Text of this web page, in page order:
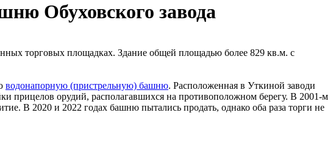
Обуховского завода
торговых площадках. Здание общей площадью более 829 кв.м. с
водонапорную (пристрельную) башню. Расположенная в Уткиной заводи
прицелов орудий, располагавшихся на противоположном берегу. В 2001-м
В 2020 и 2022 годах башню пытались продать, однако оба раза торги не